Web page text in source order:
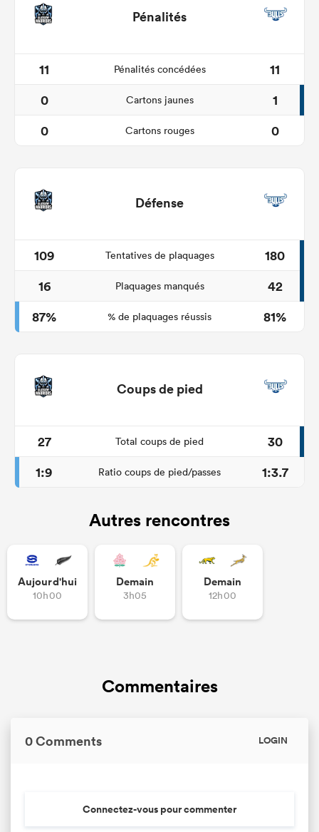
Pénalités
11 Pénalités concédées
11
0
Cartons jaunes
1
0
Cartons rouges 0
Défense
109 Tentatives de plaquages
180
16
Plaquages manqués
42
87%
% de plaquages réussis 81%
Coups de pied
27 Total coups de pied
30
1:9
Ratio coups de pied/passes 1:3.7
Autres rencontres
Aujourd'hui
10h00
Demain
3h05
Demain
12h00
Commentaires
0 Comments LOGIN
Connectez-vous pour commenter